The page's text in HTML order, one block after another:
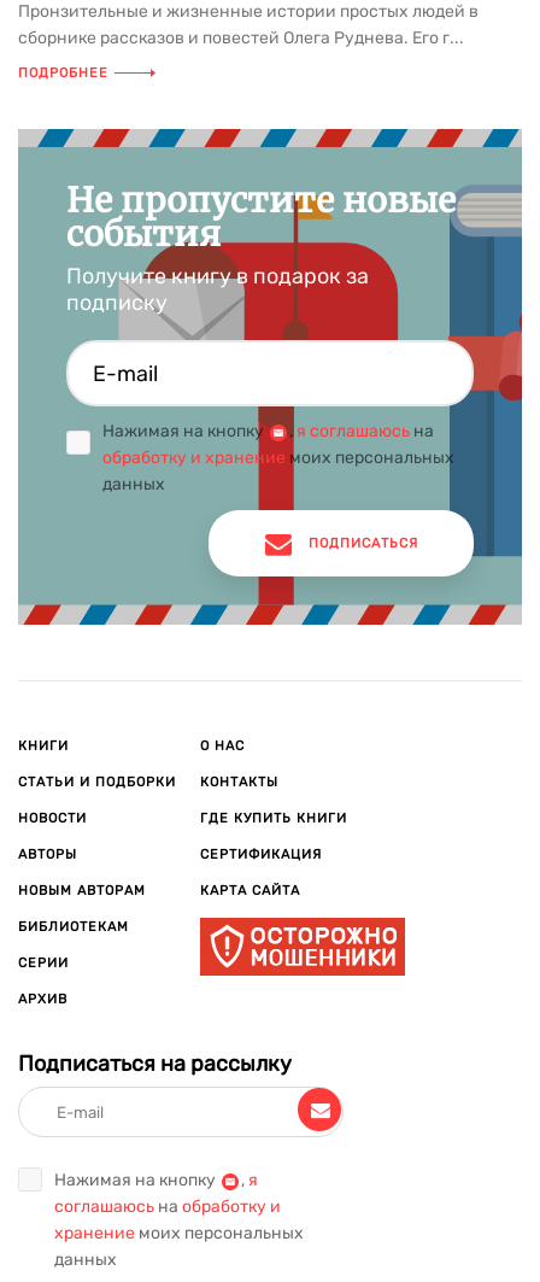
Пронзительные и жизненные истории простых людей в
сборнике рассказов и повестей Олега Руднева. Его г...
ПОДРОБНЕЕ
Не пропустите новые
события
Получите книгу в подарок за
подписку
Нажимая на кнопку , я соглашаюсь на
обработку и хранение моих персональных
данных
ПОДПИСАТЬСЯ
КНИГИ
СТАТЬИ И ПОДБОРКИ
НОВОСТИ
АВТОРЫ
НОВЫМ АВТОРАМ
БИБЛИОТЕКАМ
СЕРИИ
АРХИВ
О НАС
КОНТАКТЫ
ГДЕ КУПИТЬ КНИГИ
СЕРТИФИКАЦИЯ
КАРТА САЙТА
Подписаться на рассылку
Нажимая на кнопку , я
соглашаюсь на обработку и
хранение моих персональных
данных